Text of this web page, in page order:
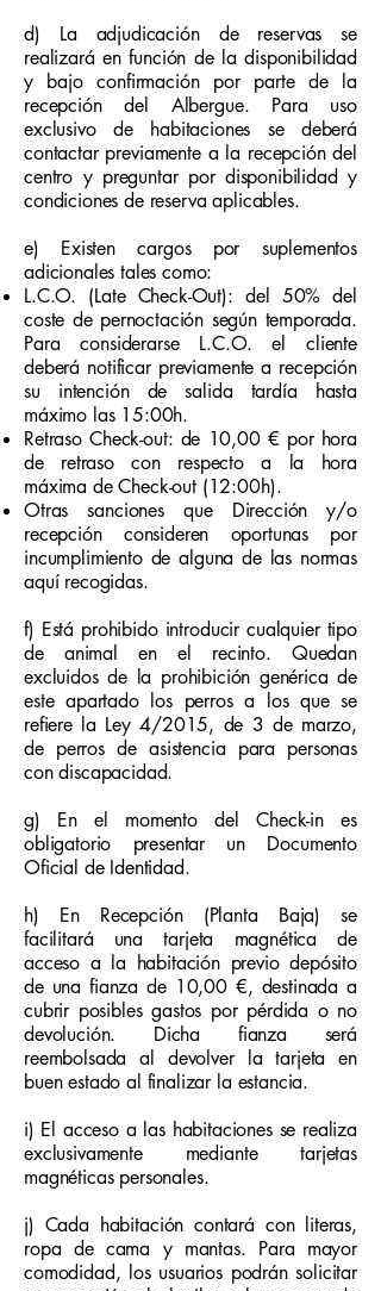
d) La adjudicación de reservas se
realizará en función de la disponibilidad
y bajo confirmación por parte de la
recepción del Albergue. Para uso
exclusivo de habitaciones se deberá
contactar previamente a la recepción del
centro y preguntar por disponibilidad y
condiciones de reserva aplicables.
e) Existen cargos por suplementos
adicionales tales como:
L.C.O. (Late Check-Out): del 50% del
coste de pernoctación según temporada.
Para considerarse L.C.O. el cliente
deberá notificar previamente a recepción
su intención de salida tardía hasta
máximo las 15:00h.
Retraso Check-out: de 10,00 € por hora
de retraso con respecto a la hora
máxima de Check-out (12:00h).
Otras sanciones que Dirección y/o
recepción consideren oportunas por
incumplimiento de alguna de las normas
aquí recogidas.
f) Está prohibido introducir cualquier tipo
de animal en el recinto. Quedan
excluidos de la prohibición genérica de
este apartado los perros a los que se
refiere la Ley 4/2015, de 3 de marzo,
de perros de asistencia para personas
con discapacidad.
g) En el momento del Check-in es
obligatorio presentar un Documento
Oficial de Identidad.
h) En Recepción (Planta Baja) se
facilitará una tarjeta magnética de
acceso a la habitación previo depósito
de una fianza de 10,00 €, destinada a
cubrir posibles gastos por pérdida o no
devolución. Dicha fianza será
reembolsada al devolver la tarjeta en
buen estado al finalizar la estancia.
i) El acceso a las habitaciones se realiza
exclusivamente mediante tarjetas
magnéticas personales.
j) Cada habitación contará con literas,
ropa de cama y mantas. Para mayor
comodidad, los usuarios podrán solicitar